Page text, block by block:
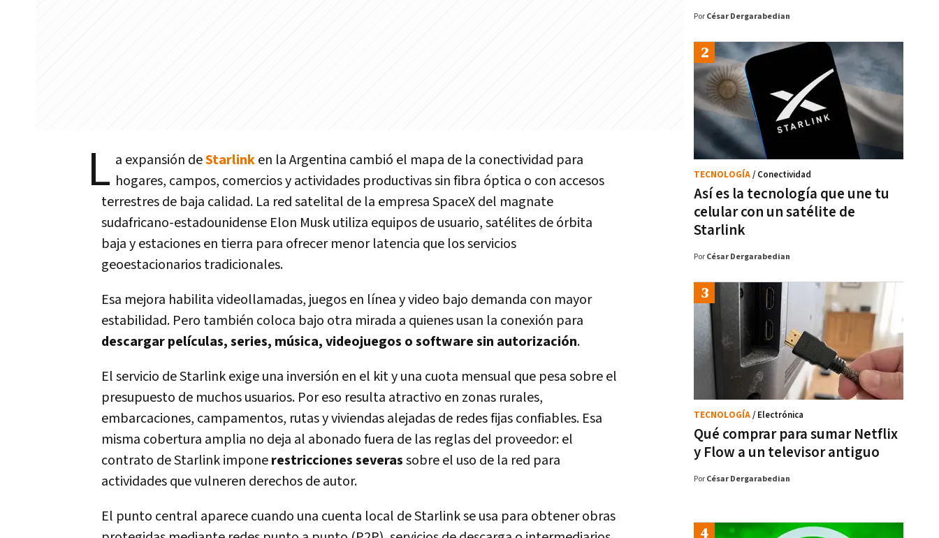
L a expansión deStarlinken la Argentina cambió el mapa de la conectividad para
hogares, campos, comercios y actividades productivas sin fibra óptica o con accesos
terrestres de baja calidad. La red satelital de la empresa SpaceX del magnate
sudafricano-estadounidense Elon Musk utiliza equipos de usuario, satélites de órbita
baja y estaciones en tierra para ofrecer menor latencia que los servicios
geoestacionarios tradicionales.
Esa mejora habilita videollamadas, juegos en línea y video bajo demanda con mayor
estabilidad. Pero también coloca bajo otra mirada a quienes usan la conexión para
descargar películas, series, música, videojuegos o software sin autorización.
El servicio de Starlink exige una inversión en el kit y una cuota mensual que pesa sobre el
presupuesto de muchos usuarios. Por eso resulta atractivo en zonas rurales,
embarcaciones, campamentos, rutas y viviendas alejadas de redes fijas confiables. Esa
misma cobertura amplia no deja al abonado fuera de las reglas del proveedor: el
contrato de Starlink imponerestricciones severassobre el uso de la red para
actividades que vulneren derechos de autor.
El punto central aparece cuando una cuenta local de Starlink se usa para obtener obras
Por César Dergarabedian
Así es la tecnología que une tu
celular con un satélite de
Starlink
TECNOLOGÍA/ Conectividad
Por César Dergarabedian
Qué comprar para sumar Netflix
y Flow a un televisor antiguo
TECNOLOGÍA/ Electrónica
Por César Dergarabedian